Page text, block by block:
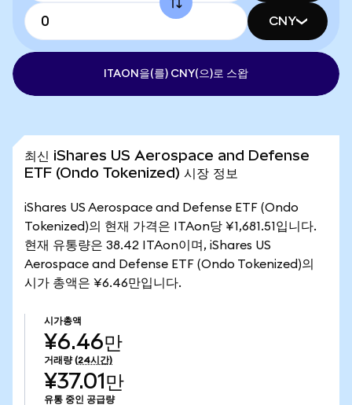
CNY
ITAON을(를) CNY(으)로 스왑
최신 iShares US Aerospace and Defense
ETF (Ondo Tokenized) 시장 정보
iShares US Aerospace and Defense ETF (Ondo
Tokenized)의 현재 가격은 ITAon당 ¥1,681.51입니다.
현재 유통량은 38.42 ITAon이며, iShares US
Aerospace and Defense ETF (Ondo Tokenized)의
시가 총액은 ¥6.46만입니다.
시가총액
¥6.46만
거래량 (24시간)
¥37.01만
유통 중인 공급량